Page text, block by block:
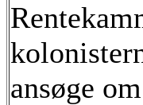
ansøge